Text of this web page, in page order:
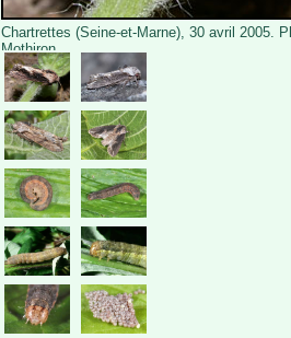
Chartrettes (Seine-et-Marne), 30 avril 2005.
Mothiron.